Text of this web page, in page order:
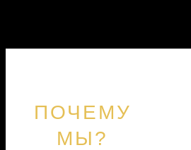
ПОЧЕМУ
МЫ?